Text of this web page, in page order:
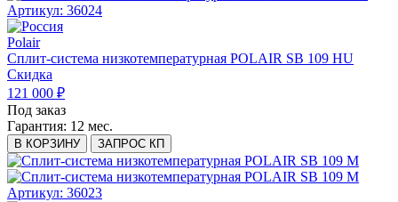
Артикул: 36024
Polair
Сплит-система низкотемпературная POLAIR SB 109 HU
Скидка
121 000 ₽
Под заказ
Гарантия: 12 мес.
В КОРЗИНУ ЗАПРОС КП
Артикул: 36023